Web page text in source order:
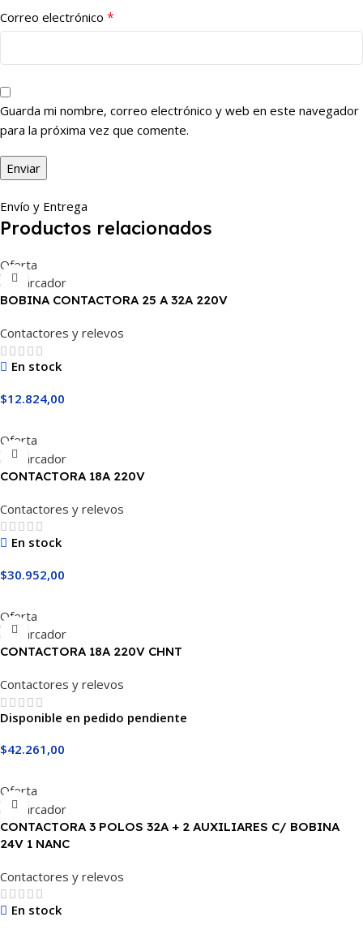
Correo electrónico *
Guarda mi nombre, correo electrónico y web en este navegador
para la próxima vez que comente.
Envío y Entrega
Productos relacionados
Oferta
BOBINA CONTACTORA 25 A 32A 220V
Contactores y relevos
En stock
$12.824,00
Oferta
CONTACTORA 18A 220V
Contactores y relevos
En stock
$30.952,00
Oferta
CONTACTORA 18A 220V CHNT
Contactores y relevos
Disponible en pedido pendiente
$42.261,00
Oferta
CONTACTORA 3 POLOS 32A + 2 AUXILIARES C/ BOBINA
24V 1 NANC
Contactores y relevos
En stock